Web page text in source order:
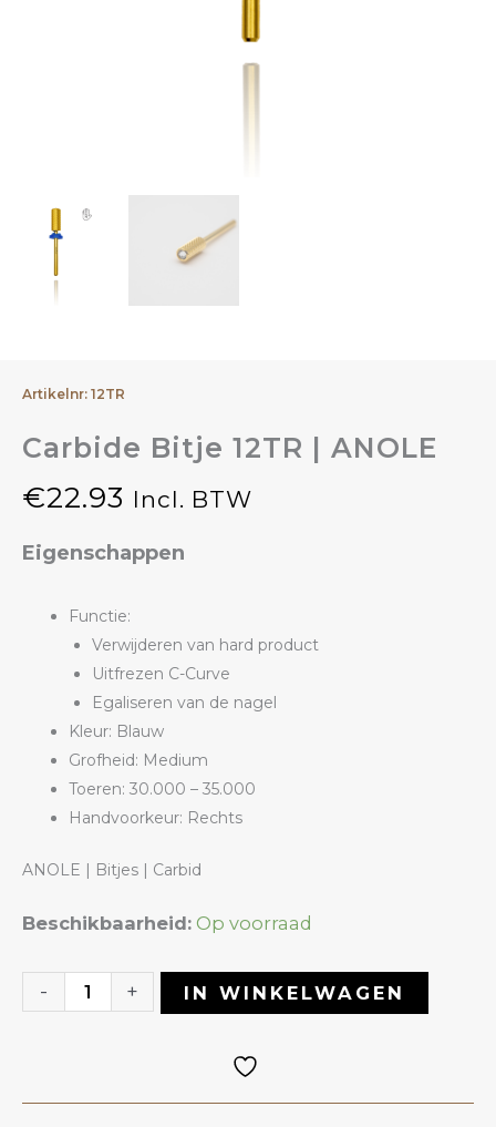
Artikelnr: 12TR
Carbide Bitje 12TR | ANOLE
€22.93 Incl. BTW
Eigenschappen
Functie:
Verwijderen van hard product
Uitfrezen C-Curve
Egaliseren van de nagel
Kleur: Blauw
Grofheid: Medium
Toeren: 30.000 – 35.000
Handvoorkeur: Rechts
ANOLE | Bitjes | Carbid
Beschikbaarheid: Op voorraad
-
Carbide
12TR
+ IN WINKELWAGEN